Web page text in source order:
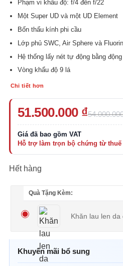
Phạm vi khẩu độ: f/4 đến f/22
Một Super UD và một UD Element
Bốn thấu kính phi cầu
Lớp phủ SWC, Air Sphere và
Hệ thống lấy nét tự động bằng
Vòng khẩu độ 9 lá
Chi tiết hơn
Giá
gốc
là:
54.000.000 ₫.
51.500.000 ₫
Giá
hiện
tại
là:
51.500.000 ₫.
Hết hàng
Quà Tặng Kèm:
Khuyến mãi bổ sung